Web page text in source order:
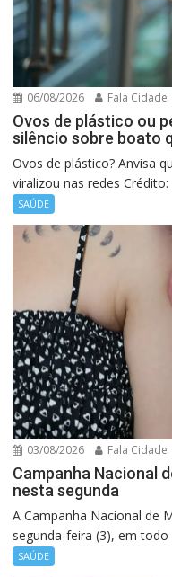
06/08/2026 Fala Cidade
Ovos de plástico ou
silêncio sobre boato
Ovos de plástico? Anvisa
viralizou nas redes
SAÚDE
03/08/2026 Fala Cidade
Campanha Nacional
nesta segunda
A Campanha Nacional de
segunda-feira (3), em todo
SAÚDE